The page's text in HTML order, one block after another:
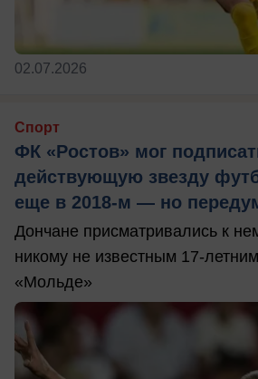
02.07.2026
Спорт
ФК «Ростов» мог
действующую звезду
еще в 2018-м — но
Дончане присматривались к
никому не известным 17-
«Мольде»